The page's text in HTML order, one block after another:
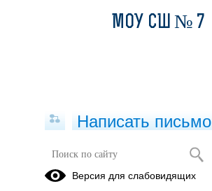
Безопасность
МОУ СШ № 7
Написать письмо
Версия для слабовидящих